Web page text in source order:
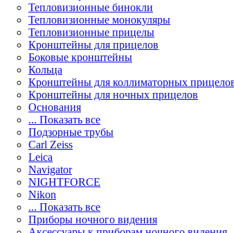
Тепловизионные бинокли
Тепловизионные монокуляры
Тепловизионные прицелы
Кронштейны для прицелов
Боковые кронштейны
Кольца
Кронштейны для коллиматорных
Кронштейны для ночных прицелов
Основания
... Показать все
Подзорные трубы
Carl Zeiss
Leica
Navigator
NIGHTFORCE
Nikon
... Показать все
Приборы ночного видения